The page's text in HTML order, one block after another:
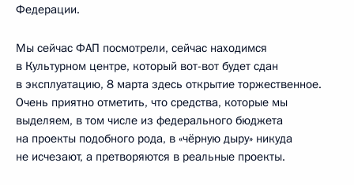
Федерации.
Мы сейчас ФАП посмотрели, сейчас находимся
в Культурном центре, который вот-вот будет сдан
в эксплуатацию, 8 марта здесь открытие торжественное.
Очень приятно отметить, что средства, которые мы
выделяем, в том числе из федерального бюджета
на проекты подобного рода, в «чёрную дыру» никуда
не исчезают, а претворяются в реальные проекты.